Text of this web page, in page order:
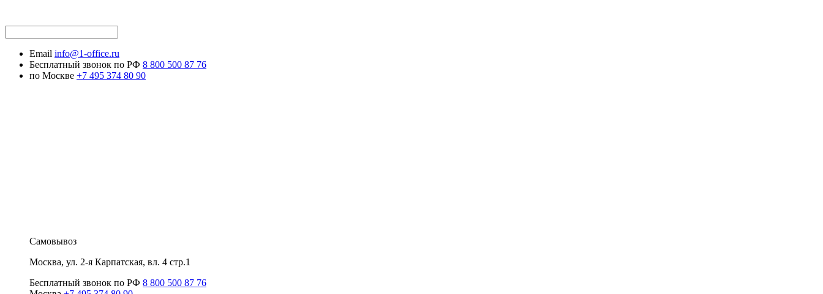
Email info@1-office.ru
Бесплатный звонок по РФ 8 800 500 87 76
по Москве +7 495 374 80 90
Самовывоз
Москва, ул. 2-я Карпатская, вл. 4 стр.1
Бесплатный звонок по РФ 8 800 500 87 76